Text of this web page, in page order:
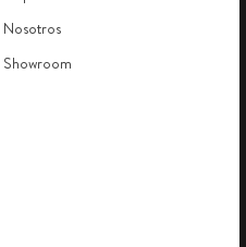
Nosotros
Showroom